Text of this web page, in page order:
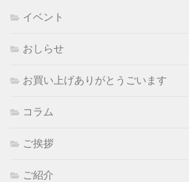
イベント
おしらせ
お買い上げありがとうごいます
コラム
ご挨拶
ご紹介